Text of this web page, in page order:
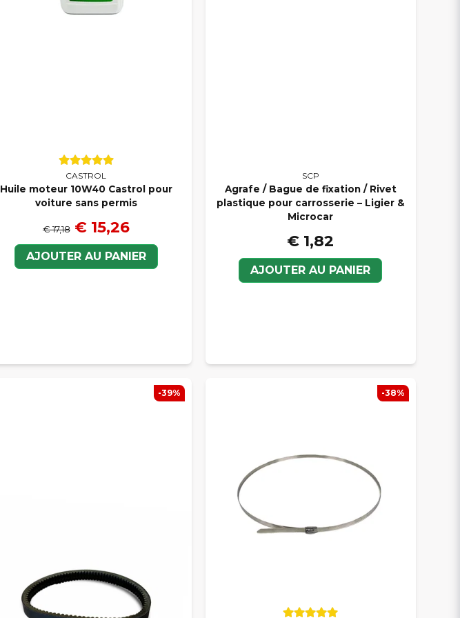
CASTROL
Huile moteur 10W40 Castrol pour
voiture sans permis
€ 17,18 € 15,26
AJOUTER AU PANIER
SCP
Agrafe / Bague de fixation / Rivet
plastique pour carrosserie – Ligier &
Microcar
€ 1,82
AJOUTER AU PANIER
-39% -38%